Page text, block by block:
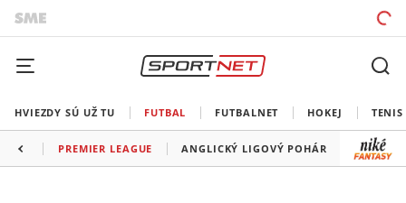
HVIEZDY SÚ UŽ TU FUTBAL FUTBALNET HOKEJ TENIS
PREMIER LEAGUE ANGLICKÝ LIGOVÝ POHÁR FA CUP